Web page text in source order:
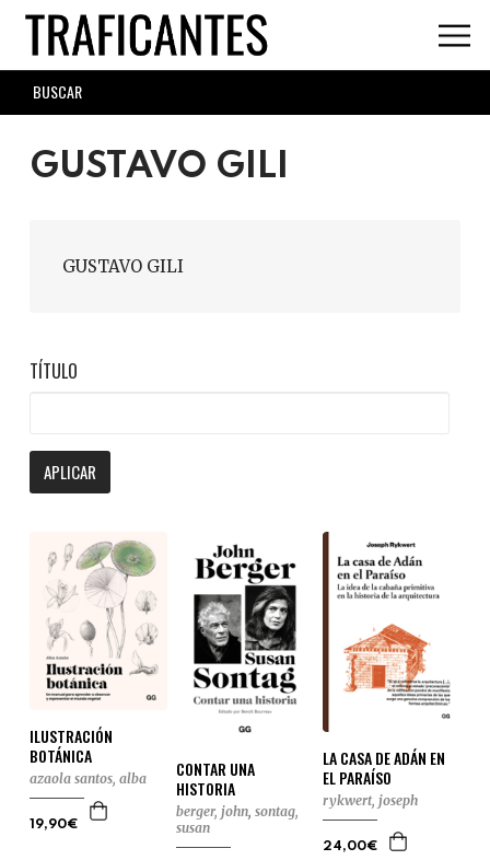
Skip
main
content
SEARCH
FORM
GUSTAVO GILI
GUSTAVO GILI
TÍTULO
APLICAR
ILUSTRACIÓN
BOTÁNICA
azaola santos, alba
19,90€
CONTAR UNA
HISTORIA
berger, john, sontag,
susan
LA CASA DE ADÁN EN
EL PARAÍSO
rykwert, joseph
24,00€